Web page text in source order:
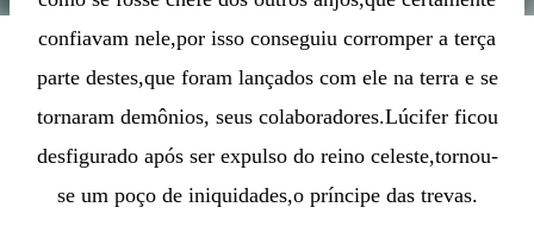
confiavam nele,por isso conseguiu corromper a terça
parte destes,que foram lançados com ele na terra e se
tornaram demônios, seus colaboradores.Lúcifer ficou
desfigurado após ser expulso do reino celeste,tornou-
se um poço de iniquidades,o príncipe das trevas.